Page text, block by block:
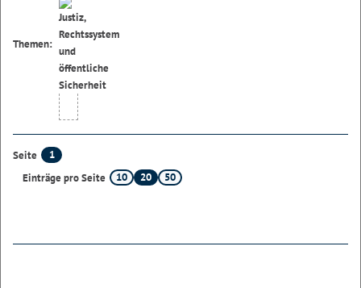
Themen:
Seite
1
Einträge pro Seite
10 20 50